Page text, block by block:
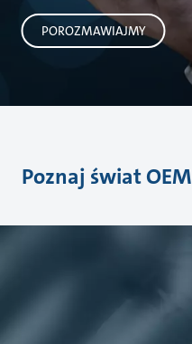
POROZMAWIAJMY
Poznaj świat OEM